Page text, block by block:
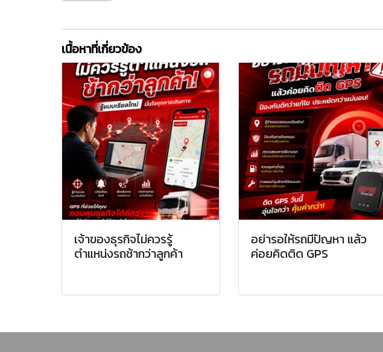
เนื้อหาที่เกี่ยวข้อง
เจ้าของธุรกิจไม่ควรรู้
ตำแหน่งรถช้ากว่าลูกค้า
อย่ารอให้รถมีปัญหา แล้ว
ค่อยคิดติด GPS